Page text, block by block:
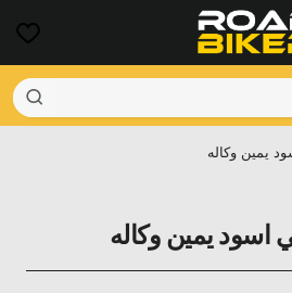
يمين وكاله
يمين وكاله